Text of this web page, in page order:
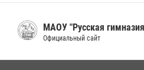
МАОУ "Русская
Официальный сайт